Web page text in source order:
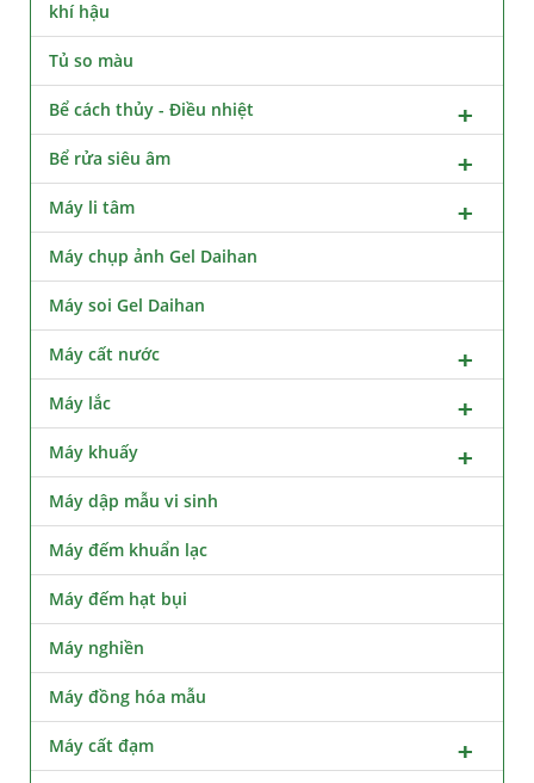
khí hậu
Tủ so màu
Bể cách thủy - Điều nhiệt
Bể rửa siêu âm
Máy li tâm
Máy chụp ảnh Gel Daihan
Máy soi Gel Daihan
Máy cất nước
Máy lắc
Máy khuấy
Máy dập mẫu vi sinh
Máy đếm khuẩn lạc
Máy đếm hạt bụi
Máy nghiền
Máy đồng hóa mẫu
Máy cất đạm